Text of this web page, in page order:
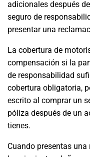
adicionales después
seguro de
presentar una
La cobertura de
compensación si la
de responsabilidad
cobertura obligatoria,
escrito al comprar un
póliza después de un
tienes.
Cuando presentas